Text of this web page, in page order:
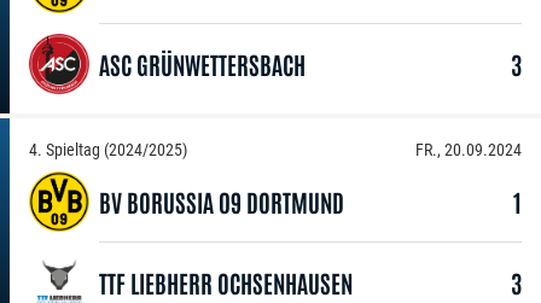
ASC GRÜNWETTERSBACH 3
4. Spieltag (2024/2025) FR., 20.09.2024
BV BORUSSIA 09 DORTMUND 1
TTF LIEBHERR OCHSENHAUSEN 3